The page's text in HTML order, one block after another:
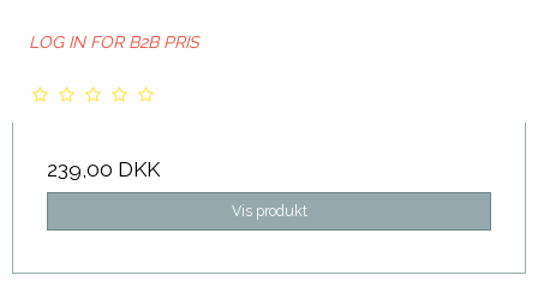
LOG IN FOR B2B PRIS
239,00 DKK
Vis produkt